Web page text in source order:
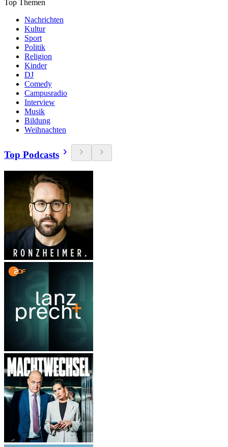
Top Themen
Nachrichten
Kultur
Sport
Politik
Religion
Kinder
DJ
Comedy
Campusradio
Interview
Musik
Bildung
Weihnachten
Top Podcasts